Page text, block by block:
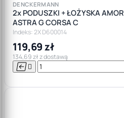
DENCKERMANN
2x PODUSZKI + ŁOŻYSKA
ASTRA G CORSA C
Indeks: 2X D600014
119,69 zł
134,69 zł z dostawą
 